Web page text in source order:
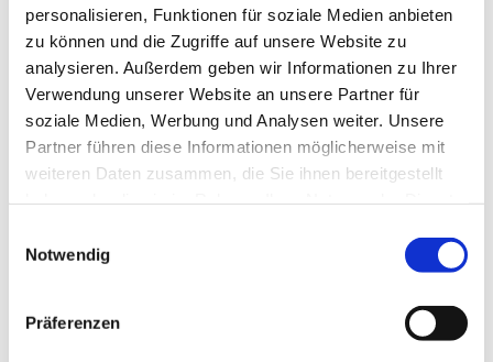
personalisieren, Funktionen für soziale Medien anbieten
zu können und die Zugriffe auf unsere Website zu
analysieren. Außerdem geben wir Informationen zu Ihrer
Verwendung unserer Website an unsere Partner für
soziale Medien, Werbung und Analysen weiter. Unsere
Partner führen diese Informationen möglicherweise mit
weiteren Daten zusammen, die Sie ihnen bereitgestellt
Notwendig
Präferenzen
Premium Kriftel
Verkäufer 25 Std./Wo. in 65830
Kriftel (w/m/d)
dm – drogerie markt GmbH + Co. KG
Premium
1 Woche
Premium
Premium